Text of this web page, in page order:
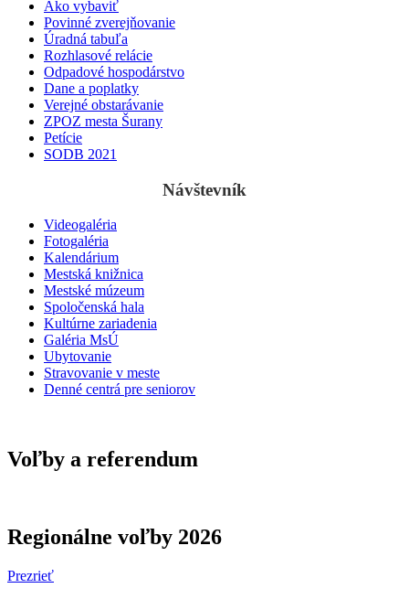
Ako vybaviť
Povinné zverejňovanie
Úradná tabuľa
Rozhlasové relácie
Odpadové hospodárstvo
Dane a poplatky
Verejné obstarávanie
ZPOZ mesta Šurany
Petície
SODB 2021
Návštevník
Videogaléria
Fotogaléria
Kalendárium
Mestská knižnica
Mestské múzeum
Spoločenská hala
Kultúrne zariadenia
Galéria MsÚ
Ubytovanie
Stravovanie v meste
Denné centrá pre seniorov
Voľby a referendum
Regionálne voľby 2026
Prezrieť